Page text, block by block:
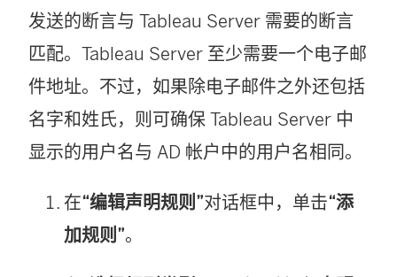
发送的断言与 Tableau Server 需要的断言
匹配。 Tableau Server 至少需要一个电子邮
件地址。不过，如果除电子邮件之外还包括
名字和姓氏，则可确保 Tableau Server 中
显示的用户名与 AD 帐户中的用户名相同。
在“编辑声明规则”对话框中，单击“添
加规则”。